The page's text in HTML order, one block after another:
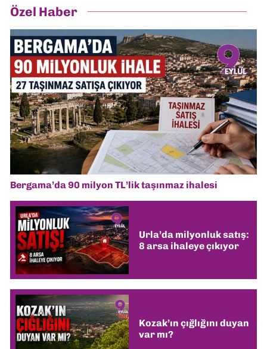
Özel Haber
Bergama’da 90 milyon TL’lik taşınmaz ihalesi
Urla’da milyonluk satış:
8 arsa ihaleye çıkıyor
Kozak’ın çığlığını duyan
var mı?